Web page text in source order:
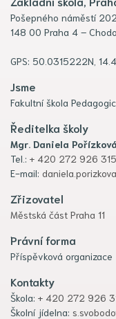
Pošepného náměstí
148 00 Praha 4 –
GPS: 50.0315222N,
Jsme
Fakultní škola
Ředitelka školy
Mgr. Daniela Pořízková
Tel.: + 420 272 926 315
E-mail:
Zřizovatel
Městská část Praha 11
Právní forma
Příspěvková organizace
Kontakty
Škola: + 420 272 926
Školní jídelna: